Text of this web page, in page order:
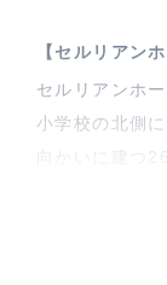
【セルリアン
セルリアンホ
小学校の北側
向かいに建つ
色に変わる、